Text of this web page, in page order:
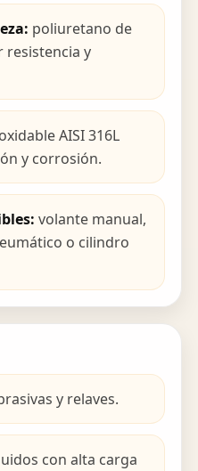
poliuretano de
resistencia y
AISI 316L
y corrosión.
volante manual,
o cilindro
y relaves.
con alta carga